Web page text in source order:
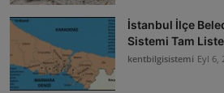
İstanbul İlçe
Sistemi Tam Liste
kentbilgisistemi Eyl 6,